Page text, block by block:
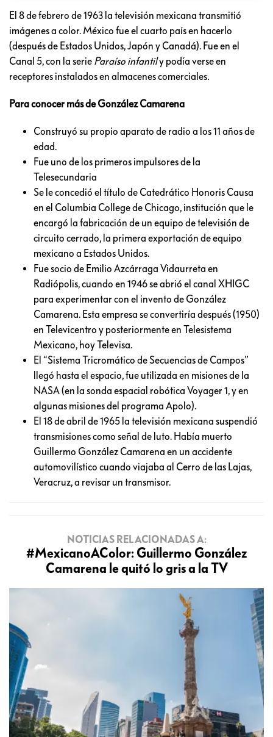
El 8 de febrero de 1963 la televisión mexicana transmitió
imágenes a color. México fue el cuarto país en hacerlo
(después de Estados Unidos, Japón y Canadá). Fue en el
Canal 5, con la serie Paraíso infantily podía verse en
receptores instalados en almacenes comerciales.
Para conocer más de González Camarena
Construyó su propio aparato de radio a los 11 años de
edad.
Fue uno de los primeros impulsores de la
Telesecundaria
Se le concedió el título de Catedrático Honoris Causa
en el Columbia College de Chicago, institución que le
encargó la fabricación de un equipo de televisión de
circuito cerrado, la primera exportación de equipo
mexicano a Estados Unidos.
Fue socio de Emilio Azcárraga Vidaurreta en
Radiópolis, cuando en 1946 se abrió el canal XHIGC
para experimentar con el invento de González
Camarena. Esta empresa se convertiría después (1950)
en Televicentro y posteriormente en Telesistema
Mexicano, hoy Televisa.
El “Sistema Tricromático de Secuencias de Campos”
llegó hasta el espacio, fue utilizada en misiones de la
NASA (en la sonda espacial robótica Voyager 1, y en
algunas misiones del programa Apolo).
El 18 de abril de 1965 la televisión mexicana suspendió
transmisiones como señal de luto. Había muerto
Guillermo González Camarena en un accidente
automovilístico cuando viajaba al Cerro de las Lajas,
Veracruz, a revisar un transmisor.
NOTICIAS RELACIONADAS A:
#MexicanoAColor: Guillermo González
Camarena le quitó lo gris a la TV